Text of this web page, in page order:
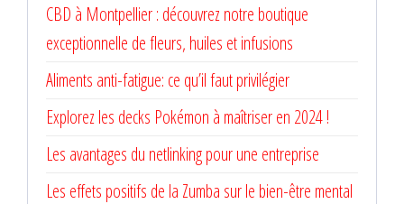
CBD à Montpellier : découvrez notre boutique
exceptionnelle de fleurs, huiles et infusions
Aliments anti-fatigue: ce qu’il faut privilégier
Explorez les decks Pokémon à maîtriser en 2024 !
Les avantages du netlinking pour une entreprise
Les effets positifs de la Zumba sur le bien-être mental